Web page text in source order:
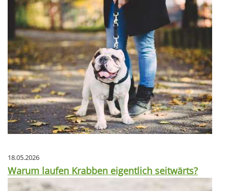
18.05.2026
Warum laufen Krabben eigentlich seitwärts?